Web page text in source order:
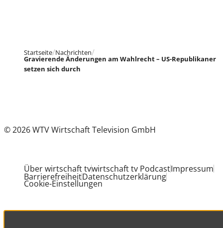
Startseite Nachrichten
Gravierende Änderungen am Wahlrecht – US-Republikaner
setzen sich durch
© 2026 WTV Wirtschaft Television GmbH
Über wirtschaft tvwirtschaft tv PodcastImpressum
BarrierefreiheitDatenschutzerklärung
Cookie-Einstellungen